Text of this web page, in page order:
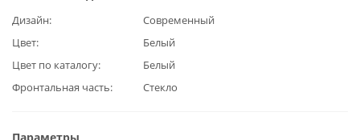
Дизайн
Современный
Цвет
Белый
Цвет по каталогу
Белый
Фронтальная часть
Стекло
Параметры